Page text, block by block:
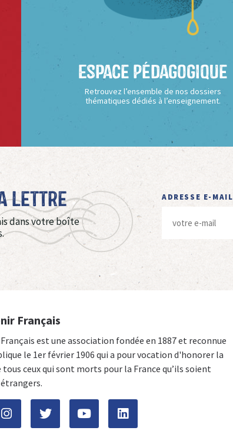
Espace Pédagogique
Retrouvez l’ensemble de nos dossiers
thématiques dédiés à l’enseignement.
Lettre
dans votre boîte
ADRESSE E-MAIL
Français
est une association fondée en 1887 et reconnue
le 1er février 1906 qui a pour vocation d'honorer la
ceux qui sont morts pour la France qu’ils soient